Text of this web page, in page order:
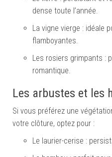
dense toute l’année.
La vigne vierge : idéale
flamboyantes.
Les rosiers grimpants :
romantique.
Les arbustes et les
Si vous préférez une
votre clôture, optez pour :
Le laurier-cerise :